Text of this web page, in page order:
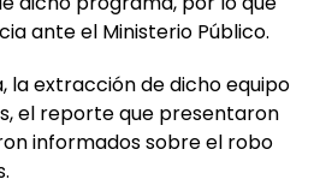
ante el Ministerio Público.
la extracción de dicho equipo
el reporte que presentaron
informados sobre el robo